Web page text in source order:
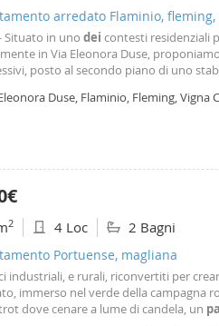
arredato Flaminio,
Situato in uno dei contesti residenziali
in Via Eleonora Duse,
posto al secondo piano di uno
suite, ulteriore servizio e balcone
Duse, Flaminio, Fleming, Vigna
2 4 Loc 2 Bagni
Portuense, magliana
industriali, e rurali, riconvertiti per
immerso nel verde della campagna
dove cenare a lume di candela, un